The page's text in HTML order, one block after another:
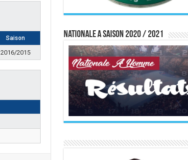
Saison
2016/2015
Nationale A saison 2020 / 2021